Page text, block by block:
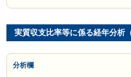
実質収支比率等に係る経年分析（
分析欄